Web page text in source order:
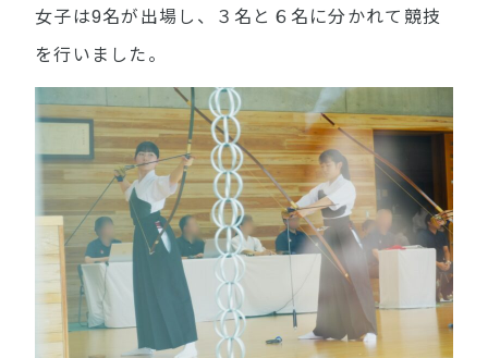
女子は9名が出場し、３名と６名に分かれて競技
を行いました。